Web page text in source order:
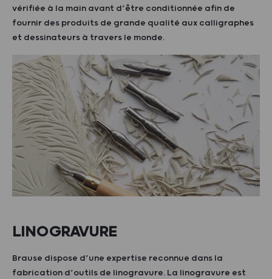
vérifiée à la main avant d’être conditionnée afin de
fournir des produits de grande qualité aux calligraphes
et dessinateurs à travers le monde.
LINOGRAVURE
Brause dispose d’une expertise reconnue dans la
fabrication d’outils de linogravure. La linogravure est